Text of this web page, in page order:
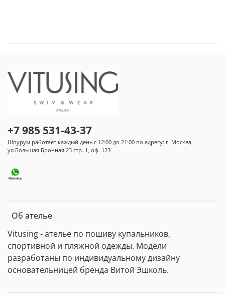
Об ателье
Vitusing - ателье по пошиву купальников,
спортивной и пляжной одежды. Модели
разработаны по индивидуальному дизайну
основательницей бренда Витой Эшколь.
+7 985 531-43-37
Шоурум работает каждый день с 12:00 до 21:00 по адресу: г. Москва,
ул.Большая Бронная 23 стр. 1, оф. 123